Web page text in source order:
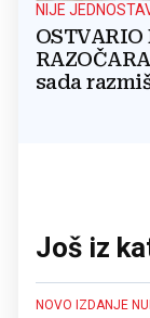
NIJE
OSTVARIO
sada
Još iz
NOVO IZDANJE